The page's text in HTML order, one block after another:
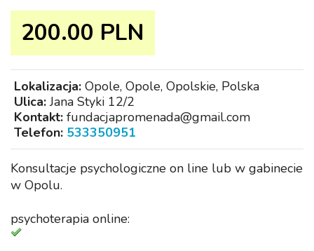
200.00 PLN
Lokalizacja: Opole, Opole, Opolskie, Polska
Ulica:Jana Styki 12/2
Kontakt: fundacjapromenada@gmail.com
Telefon: 533350951
Konsultacje psychologiczne on line lub w gabinecie
w Opolu.
psychoterapia online: